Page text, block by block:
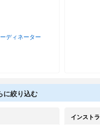
ディネーター
に絞り込む
インスト